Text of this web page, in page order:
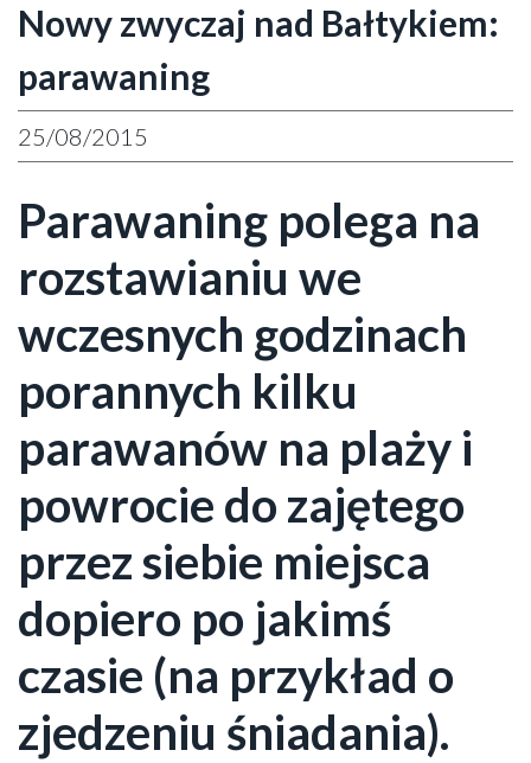
Nowy zwyczaj nad Bałtykiem:
parawaning
25/08/2015
Parawaning polega na
rozstawianiu we
wczesnych godzinach
porannych kilku
parawanów na plaży i
powrocie do zajętego
przez siebie miejsca
dopiero po jakimś
czasie (na przykład o
zjedzeniu śniadania).